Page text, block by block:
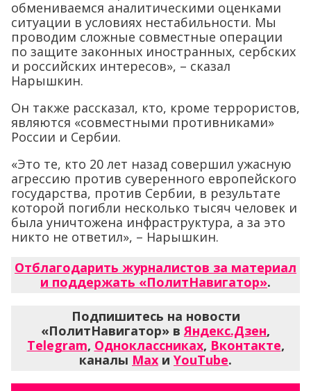
обмениваемся аналитическими оценками
ситуации в условиях нестабильности. Мы
проводим сложные совместные операции
по защите законных иностранных, сербских
и российских интересов», – сказал
Нарышкин.
Он также рассказал, кто, кроме террористов,
являются «совместными противниками»
России и Сербии.
«Это те, кто 20 лет назад совершил ужасную
агрессию против суверенного европейского
государства, против Сербии, в результате
которой погибли несколько тысяч человек и
была уничтожена инфраструктура, а за это
никто не ответил», – Нарышкин.
Отблагодарить журналистов за материал
и поддержать «ПолитНавигатор».
Подпишитесь на новости
«ПолитНавигатор» вЯндекс.Дзен,
Telegram, Одноклассниках, Вконтакте,
каналы Max и YouTube.